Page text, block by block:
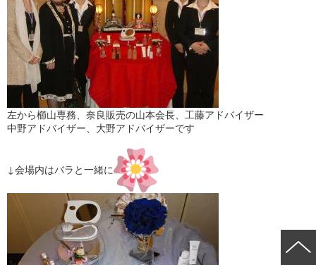
左から櫛山専務、奈良販売の山本会長、工藤アドバイザー
中野アドバイザー、大野アドバイザーです
↓会場内はバラと一緒に